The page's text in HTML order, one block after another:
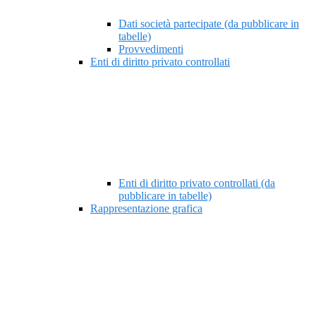
Dati società partecipate (da pubblicare in
tabelle)
Provvedimenti
Enti di diritto privato controllati
Enti di diritto privato controllati (da
pubblicare in tabelle)
Rappresentazione grafica